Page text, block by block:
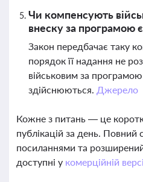
Чи компенсують
внеску за програмою
Закон передбачає таку
порядок її надання не
військовим за
здійснюються. Джерело
Кожне з питань — це
публікацій за день.
посиланнями та
доступні у комерційній